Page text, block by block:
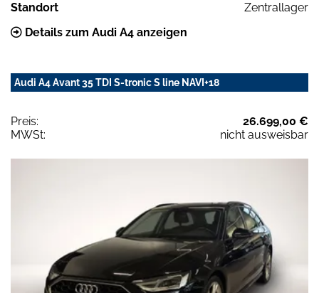
Standort
Zentrallager
Details zum Audi A4 anzeigen
Audi A4 Avant 35 TDI S-tronic S line NAVI+18
Preis:
26.699,00 €
MWSt:
nicht ausweisbar